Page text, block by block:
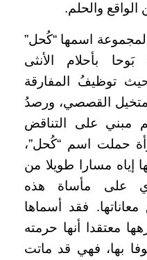
الواقع والحلم.
اسمها “كُحل”
بأحلام الأنثى
حيث توظيفُ المفارقة
القصصي، ورصدُ
مبني على التناقض
حملت اسم “كُحل”،
إياه مسارا طويلا من
على مأساة هذه
فقد أسماها
معتقدا أنها حرمته
بها، فهي قد ماتت